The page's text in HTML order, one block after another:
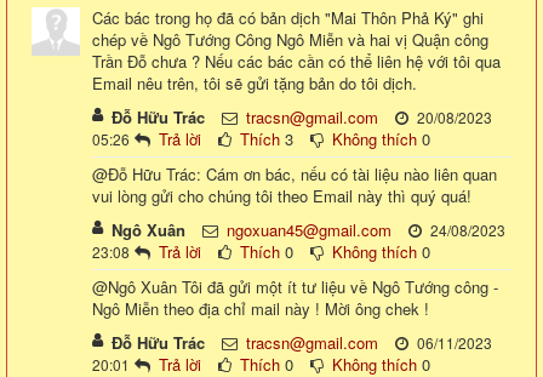
Các bác trong họ đã có bản dịch "Mai Thôn Phả Ký" ghi
chép về Ngô Tướng Công Ngô Miễn và hai vị Quận công
Trần Đỗ chưa ? Nếu các bác cần có thể liên hệ với tôi qua
Email nêu trên, tôi sẽ gửi tặng bản do tôi dịch.
Đỗ Hữu Trác
tracsn@gmail.com
20/08/2023
05:26
Trả lời Thích 3 Không thích 0
@Đỗ Hữu Trác: Cám ơn bác, nếu có tài liệu nào liên quan
vui lòng gửi cho chúng tôi theo Email này thì quý quá!
Ngô Xuân
ngoxuan45@gmail.com
24/08/2023
23:08
Trả lời Thích 0 Không thích 0
@Ngô Xuân Tôi đã gửi một ít tư liệu về Ngô Tướng công -
Ngô Miễn theo địa chỉ mail này ! Mời ông chek !
Đỗ Hữu Trác
tracsn@gmail.com
06/11/2023
20:01
Trả lời Thích 0 Không thích 0